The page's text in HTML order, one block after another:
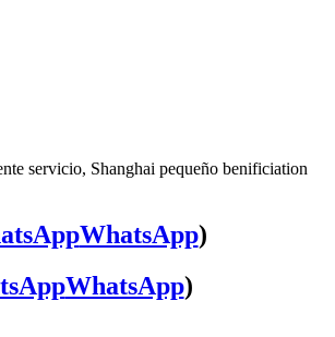
servicio, Shanghai pequeño benificiation
WhatsApp)
WhatsApp)